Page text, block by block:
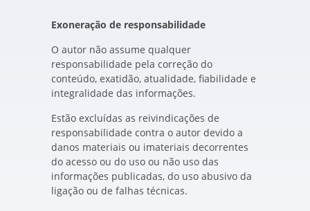
Exoneração de responsabilidade
O autor não assume qualquer
responsabilidade pela correção do
conteúdo, exatidão, atualidade, fiabilidade e
integralidade das informações.
Estão excluídas as reivindicações de
responsabilidade contra o autor devido a
danos materiais ou imateriais decorrentes
do acesso ou do uso ou não uso das
informações publicadas, do uso abusivo da
ligação ou de falhas técnicas.